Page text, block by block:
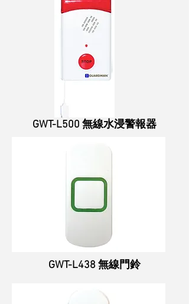
GWT-L500 無線水浸警報器
GWT-L438 無線門鈴